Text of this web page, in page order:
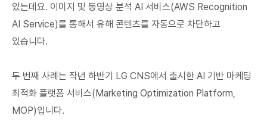
있는데요. 이미지 및 동영상 분석 AI 서비스(AWS Recognition
AI Service)를 통해서 유해 콘텐츠를 자동으로 차단하고
있습니다.
두 번째 사례는 작년 하반기 LG CNS에서 출시한 AI 기반 마케팅
최적화 플랫폼 서비스(Marketing Optimization Platform,
MOP)입니다.